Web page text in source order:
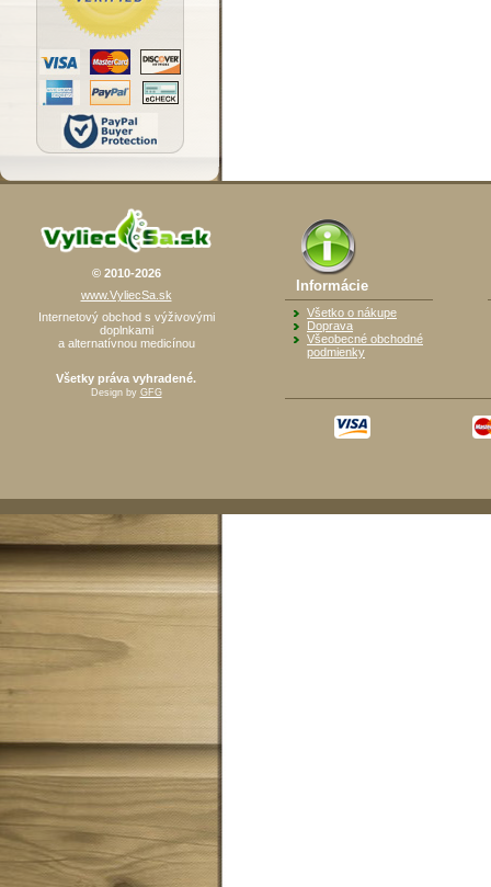
© 2010-2026
www.VyliecSa.sk
Internetový obchod s výživovými
doplnkami
a alternatívnou medicínou
Všetky práva vyhradené.
Design by GFG
Informácie
Všetko o nákupe
Doprava
Všeobecné obchodné
podmienky